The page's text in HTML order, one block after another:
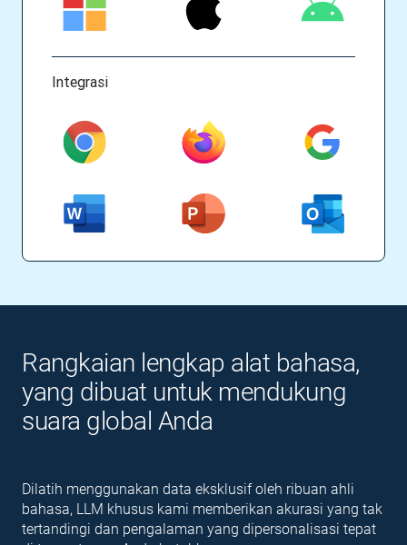
Rangkaian lengkap alat bahasa,
yang dibuat untuk mendukung
suara global Anda
Dilatih menggunakan data eksklusif oleh ribuan ahli
bahasa, LLM khusus kami memberikan akurasi yang tak
tertandingi dan pengalaman yang dipersonalisasi tepat
Integrasi